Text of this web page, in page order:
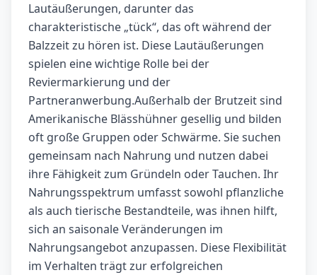
Lautäußerungen, darunter das
charakteristische „tück“, das oft während der
Balzzeit zu hören ist. Diese Lautäußerungen
spielen eine wichtige Rolle bei der
Reviermarkierung und der
Partneranwerbung.Außerhalb der Brutzeit sind
Amerikanische Blässhühner gesellig und bilden
oft große Gruppen oder Schwärme. Sie suchen
gemeinsam nach Nahrung und nutzen dabei
ihre Fähigkeit zum Gründeln oder Tauchen. Ihr
Nahrungsspektrum umfasst sowohl pflanzliche
als auch tierische Bestandteile, was ihnen hilft,
sich an saisonale Veränderungen im
Nahrungsangebot anzupassen. Diese Flexibilität
im Verhalten trägt zur erfolgreichen